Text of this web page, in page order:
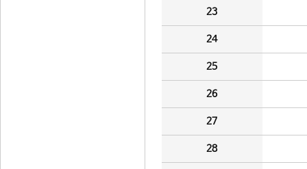
23
24
25
26
27
28